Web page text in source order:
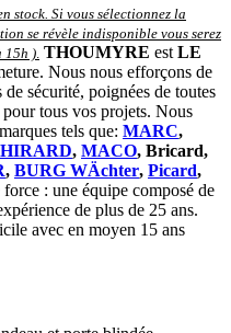
stock. Si vous sélectionnez la
se révèle indisponible vous serez
15h ) THOUMYRE est LE
Nous nous efforçons de
sécurité, poignées de toutes
tous vos projets. Nous
tels que: MARC,
, MACO, Bricard,
, BURG WÄchter, Picard,
: une équipe composé de
de plus de 25 ans.
avec en moyen 15 ans